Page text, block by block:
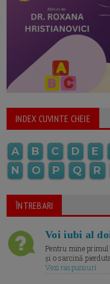
INDEX CUVINTE CHEIE
A B C D E
N
O P Q R
ÎNTREBARI
Voi iubi al
Pentru mine primul
și o sarcină
Vezi raspunsuri